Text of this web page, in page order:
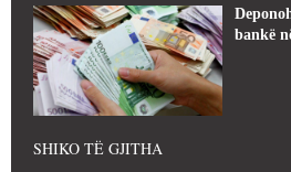
bankë
SHIKO TË GJITHA